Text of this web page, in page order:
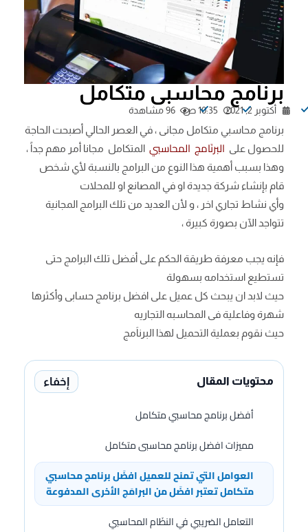
برنامج محاسبى متكامل
أكتوبر 2, 2021 10:35 ص 96 مشاهدة
برنامج محاسبي متكامل مجانى ، في العصر الحالي أصبحت الحاجة
للحصول على البرنَامج المحاسبي المتكامل مجانا أمر مهم جداً ،
وهذا بسبب أهمية هذا النوع من البرامج بالنسبة لأي شخص
قام بإنشاء شركة جديدة او في المصانع او للمحلات
وأي نشاط تجاري اخر ، و لأن العديد من تلك البرامج المجانية
تتواجد الآن بصورة كبيرة ،
فإنه يجب معرفة طريقة الحكم على أفضل تلك البرامج حتى
تستطيع استخدامه بسهولة
حيث لابد ان يبحث كل عميل على افضل برنامج حسابى وأكثرها
شهرة وفاعلية فى المحاسبه التجاريه
حيث نقوم بعملية التحميل لهذا البرناَمج
محتويات المقال إخفاء
أفضل برنامج محاسبي متكامل
مميزات افضل برنامج محاسبى متكامل
العوامل التي تمنح للعميل افضَل برنامج محاسبي
متكامل تعتبر افضَل من البرامَج الأخرى المدفوعة
التعامل الضريبي في النظَام المحاسبي